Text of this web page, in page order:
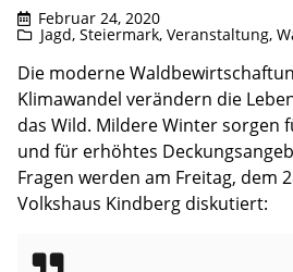
Februar 24, 2020
Jagd, Steiermark, Veranstaltung,
Die moderne
Klimawandel verändern die
das Wild. Mildere Winter sorgen
und für erhöhtes
Fragen werden am Freitag, dem
Volkshaus Kindberg diskutiert: